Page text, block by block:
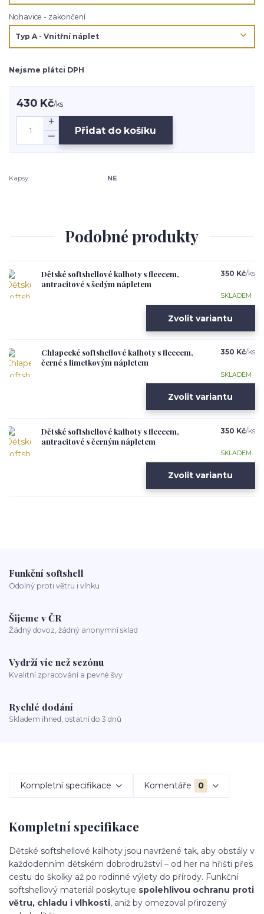
Nohavice - zakončení
Nejsme plátci DPH
430 Kč/ks
Přidat do košíku
Kapsy: NE
Podobné produkty
Dětské softshellové kalhoty s fleecem,
antracitové s šedým nápletem
350 Kč/ks
SKLADEM
Zvolit variantu
Chlapecké softshellové kalhoty s fleecem,
černé s limetkovým nápletem
350 Kč/ks
SKLADEM
Zvolit variantu
Dětské softshellové kalhoty s fleecem,
antracitové s černým nápletem
350 Kč/ks
SKLADEM
Zvolit variantu
Funkční softshell
Odolný proti větru i vlhku
Šijeme v ČR
Žádný dovoz, žádný anonymní sklad
Vydrží víc než sezónu
Kvalitní zpracování a pevné švy
Rychlé dodání
Skladem ihned, ostatní do 3 dnů
Kompletní specifikace Komentáře 0
Kompletní specifikace
Dětské softshellové kalhoty jsou navržené tak, aby obstály v
každodenním dětském dobrodružství – od her na hřišti přes
cestu do školky až po rodinné výlety do přírody. Funkční
softshellový materiál poskytuje spolehlivou ochranu proti
větru, chladu i vlhkosti, aniž by omezoval přirozený